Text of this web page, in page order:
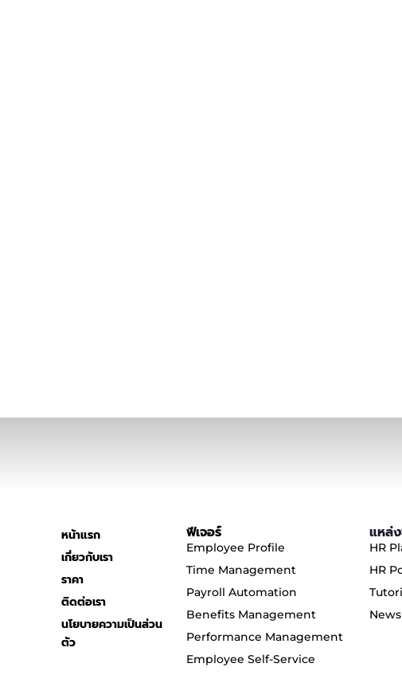
หน้าแรก
เกี่ยวกับเรา
ราคา
ติดต่อเรา
นโยบายความเป็นส่วน
ตัว
ฟีเจอร์
Employee Profile
Time Management
Payroll Automation
Benefits Management
Performance Management
Employee Self-Service
แหล่
HR
HR